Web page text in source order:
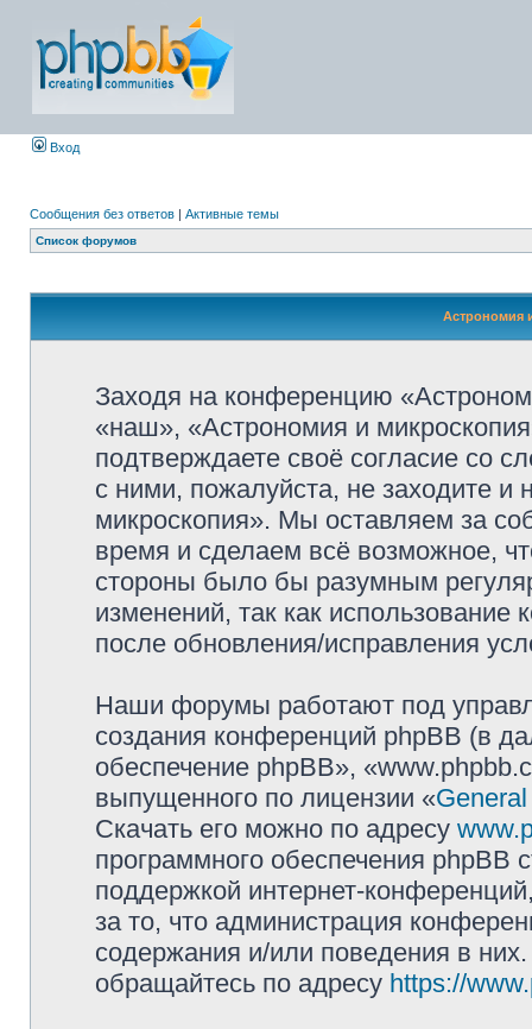
Вход
Сообщения без ответов | Активные темы
Список форумов
Астрономия
Заходя на конференцию
«наш», «Астрономия и
подтверждаете своё согласие со
с ними, пожалуйста, не заходите
микроскопия». Мы оставляем за
время и сделаем всё возможное,
стороны было бы разумным
изменений, так как
после обновления/исправления
Наши форумы работают под
создания конференций phpBB (в
обеспечение phpBB»,
выпущенного по лицензии «
Скачать его можно по адресу
программного обеспечения phpBB
поддержкой интернет-
за то, что администрация
содержания и/или поведения в
обращайтесь по адресу https://